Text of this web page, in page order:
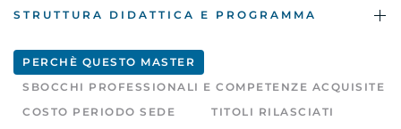
STRUTTURA DIDATTICA E PROGRAMMA
PERCHÈ QUESTO MASTER
SBOCCHI PROFESSIONALI E COMPETENZE ACQUISITE
COSTO PERIODO SEDE
TITOLI RILASCIATI